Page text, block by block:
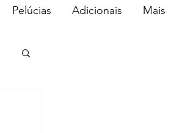
Pelúcias Adicionais Mais